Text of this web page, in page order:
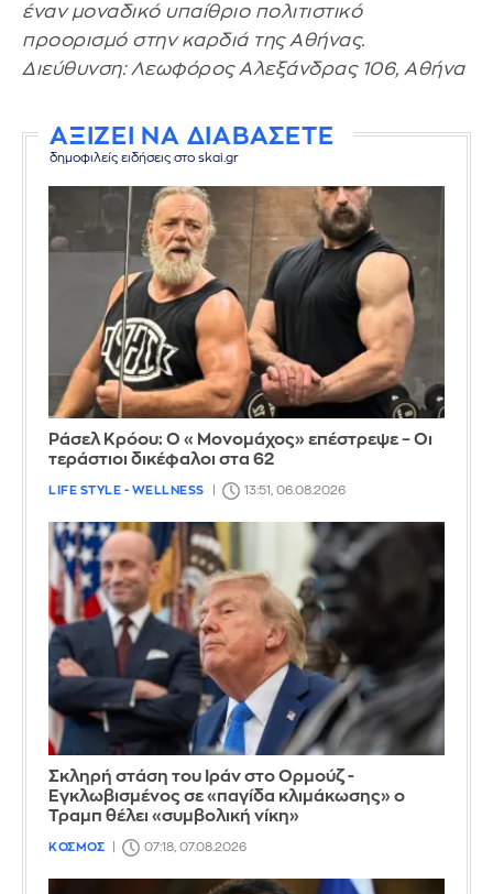
έναν μοναδικό υπαίθριο πολιτιστικό
προορισμό στην καρδιά της Αθήνας.
Διεύθυνση: Λεωφόρος Αλεξάνδρας 106, Αθήνα
ΑΞΙΖΕΙ ΝΑ ΔΙΑΒΑΣΕΤΕ
δημοφιλείς ειδήσεις στο skai.gr
Ράσελ Κρόου: Ο «Μονομάχος» επέστρεψε – Οι
τεράστιοι δικέφαλοι στα 62
LIFE STYLE - WELLNESS 13:51, 06.08.2026
Σκληρή στάση του Ιράν στο Ορμούζ -
Εγκλωβισμένος σε «παγίδα κλιμάκωσης» ο
Τραμπ θέλει «συμβολική νίκη»
ΚΟΣΜΟΣ 07:18, 07.08.2026